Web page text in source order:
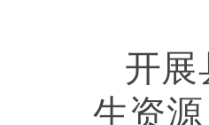
开展
生资